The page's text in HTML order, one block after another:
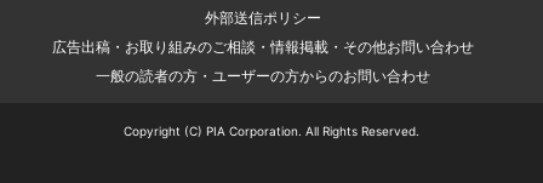
外部送信ポリシー
広告出稿・お取り組みのご相談・情報掲載・その他お問い合わせ
一般の読者の方・ユーザーの方からのお問い合わせ
Copyright (C) PIA Corporation. All Rights Reserved.